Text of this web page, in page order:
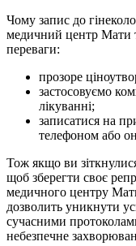
Чому запис до
медичний центр Мати
переваги:
прозоре
застосовуємо
лікуванні;
записатися на
телефоном або
Тож якщо ви
щоб зберегти своє
медичного центру
дозволить уникнути
сучасними
небезпечне